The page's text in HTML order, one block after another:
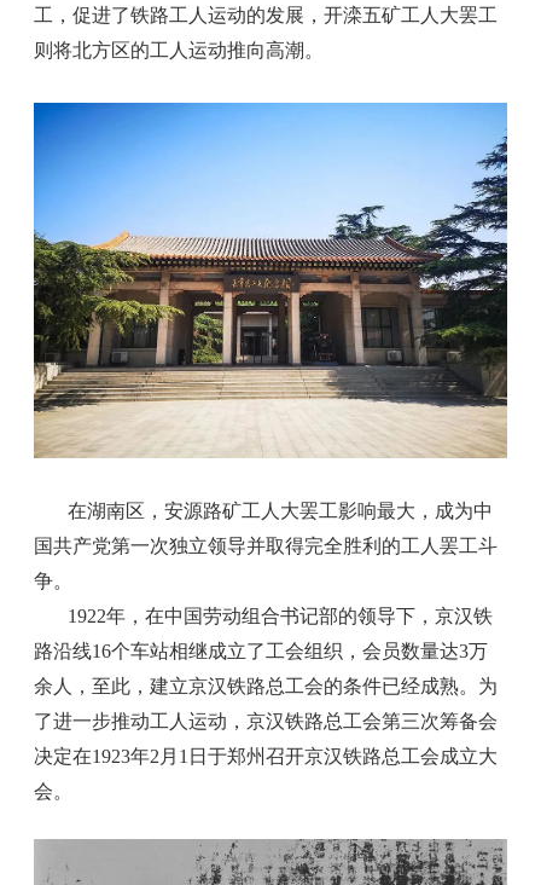
工，促进了铁路工人运动的发展，开滦五矿工人大罢工
则将北方区的工人运动推向高潮。
在湖南区，安源路矿工人大罢工影响最大，成为中
国共产党第一次独立领导并取得完全胜利的工人罢工斗
争。
1922年，在中国劳动组合书记部的领导下，京汉铁
路沿线16个车站相继成立了工会组织，会员数量达3万
余人，至此，建立京汉铁路总工会的条件已经成熟。为
了进一步推动工人运动，京汉铁路总工会第三次筹备会
决定在1923年2月1日于郑州召开京汉铁路总工会成立大
会。